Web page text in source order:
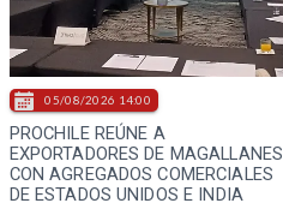
PROCHILE REÚNE A
EXPORTADORES DE MAGALLANES
CON AGREGADOS COMERCIALES
DE ESTADOS UNIDOS E INDIA
05/08/2026 14:00